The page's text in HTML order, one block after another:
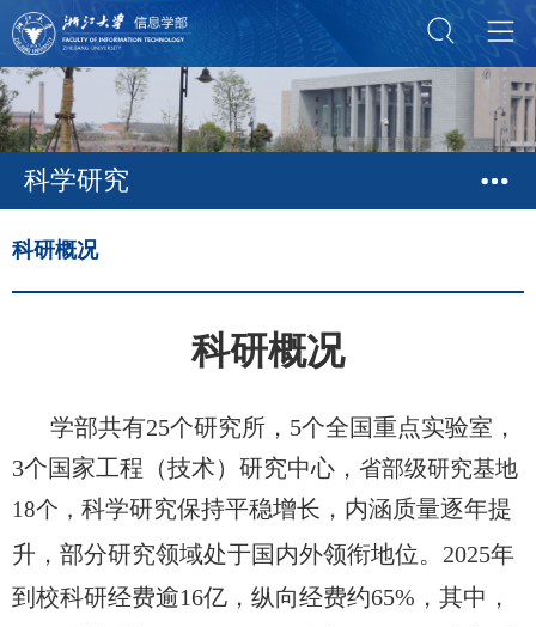
科学研究
科研概况
科研概况
学部共有25个研究所，5个全国重点实验室，
3个国家工程（技术）研究中心， 省部级研究基地
18个， 科学研究保持平稳增长，内涵质量逐年提
升，部分研究领域处于国内外领衔地位。 2025年
到校科研经费逾16亿，纵向经费约65%， 其中，